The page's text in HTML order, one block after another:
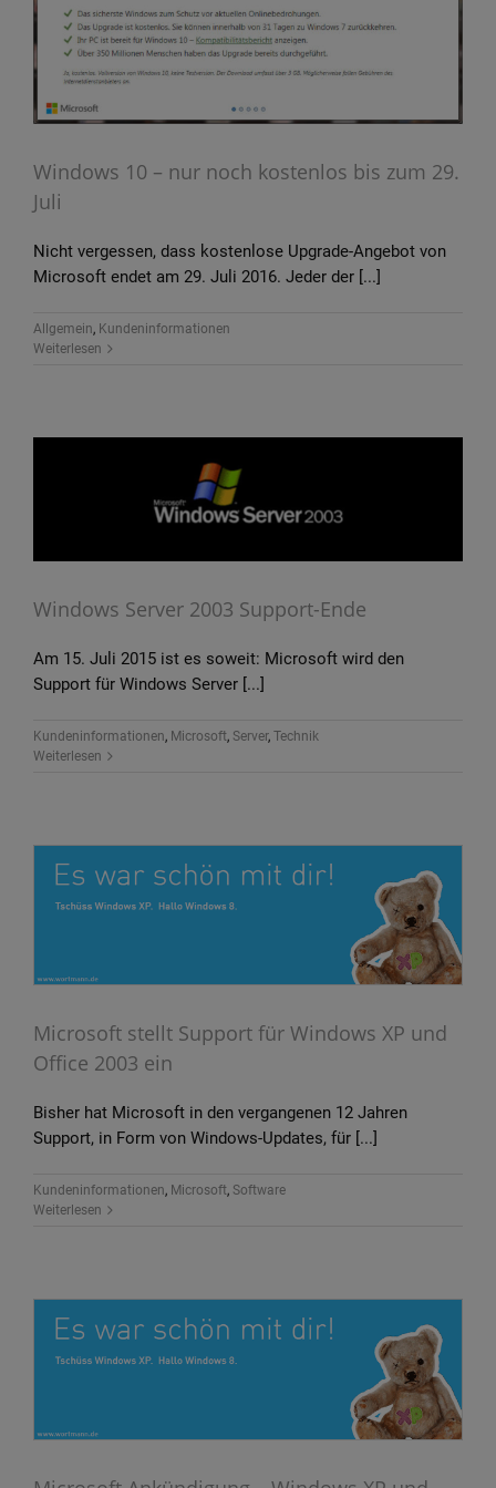
Windows 10 – nur noch kostenlos bis zum 29.
Juli
Nicht vergessen, dass kostenlose Upgrade-Angebot von
Microsoft endet am 29. Juli 2016. Jeder der [...]
Allgemein, Kundeninformationen
Weiterlesen
Windows Server 2003 Support-Ende
Am 15. Juli 2015 ist es soweit: Microsoft wird den
Support für Windows Server [...]
Kundeninformationen, Microsoft, Server, Technik
Weiterlesen
Microsoft stellt Support für Windows XP und
Office 2003 ein
Bisher hat Microsoft in den vergangenen 12 Jahren
Support, in Form von Windows-Updates, für [...]
Kundeninformationen, Microsoft, Software
Weiterlesen